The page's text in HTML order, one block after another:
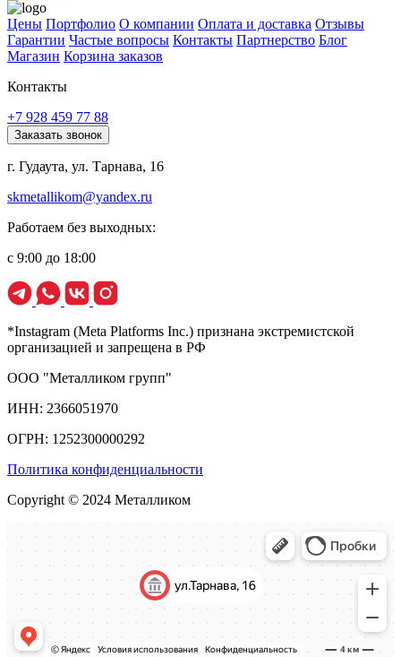
Цены Портфолио О компании Оплата и доставка Отзывы
Гарантии Частые вопросы Контакты Партнерство Блог
Магазин Корзина заказов
Контакты
+7 928 459 77 88
Заказать звонок
г. Гудаута, ул. Тарнава, 16
skmetallikom@yandex.ru
Работаем без выходных:
с 9:00 до 18:00
*Instagram (Meta Platforms Inc.) признана экстремистской
организацией и запрещена в РФ
ООО "Металликом групп"
ИНН: 2366051970
ОГРН: 1252300000292
Политика конфиденциальности
Copyright © 2024 Металликом